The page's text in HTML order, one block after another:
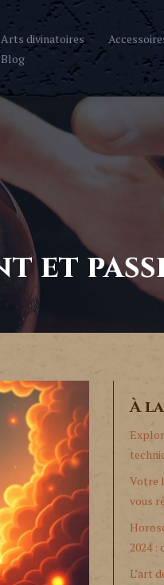
Arts divinatoires
Blog
et
À
Votre
vous
2024 :
L’art